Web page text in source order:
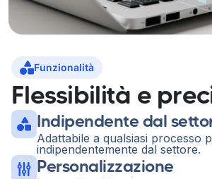
Funzionalità
Flessibilità e
Indipendente dal
Adattabile a qualsiasi processo
indipendentemente dal settore.
Personalizzazione